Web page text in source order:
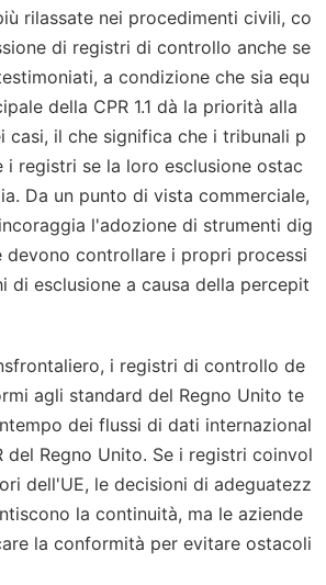
rilassate nei procedimenti civili, co
di registri di controllo anche se
a condizione che sia equ
della CPR 1.1 dà la priorità alla
casi, il che significa che i tribunali p
i registri se la loro esclusione ostac
Da un punto di vista commerciale,
l'adozione di strumenti dig
devono controllare i propri processi
di esclusione a causa della percepit
i registri di controllo de
agli standard del Regno Unito te
dei flussi di dati internazional
del Regno Unito. Se i registri coinvol
dell'UE, le decisioni di adeguatezz
la continuità, ma le aziende
la conformità per evitare ostacoli